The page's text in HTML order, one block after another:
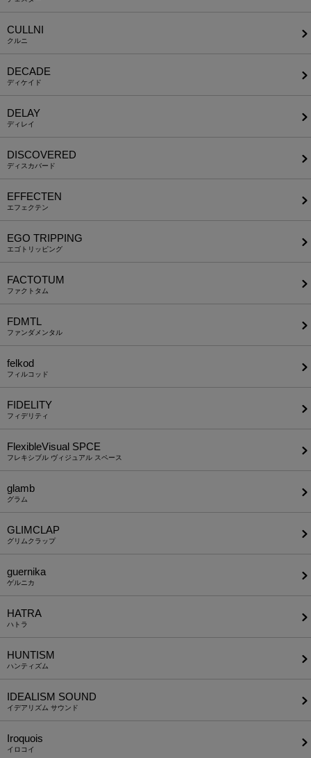
CULLNI
クルニ
DECADE
ディケイド
DELAY
ディレイ
DISCOVERED
ディスカバード
EFFECTEN
エフェクテン
EGO TRIPPING
エゴトリッピング
FACTOTUM
ファクトタム
FDMTL
ファンダメンタル
felkod
フィルコッド
FIDELITY
フィデリティ
FlexibleVisual SPCE
フレキシブル ヴィジュアル スペース
glamb
グラム
GLIMCLAP
グリムクラップ
guernika
ゲルニカ
HATRA
ハトラ
HUNTISM
ハンティズム
IDEALISM SOUND
イデアリズム サウンド
Iroquois
イロコイ